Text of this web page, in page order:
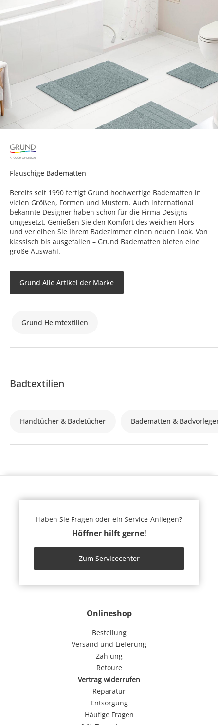
Flauschige Badematten
Bereits seit 1990 fertigt Grund hochwertige Badematten in
vielen Größen, Formen und Mustern. Auch international
bekannte Designer haben schon für die Firma Designs
umgesetzt. Genießen Sie den Komfort des weichen Flors
und verleihen Sie Ihrem Badezimmer einen neuen Look. Von
klassisch bis ausgefallen – Grund Badematten bieten eine
große Auswahl.
Grund Alle Artikel der Marke
Grund Heimtextilien
Badtextilien
Handtücher & Badetücher Badematten &
Onlineshop
Bestellung
Versand und Lieferung
Zahlung
Retoure
Vertrag widerrufen
Reparatur
Entsorgung
Häufige Fragen
Haben Sie Fragen oder ein Service-Anliegen?
Höffner hilft gerne!
Zum Servicecenter